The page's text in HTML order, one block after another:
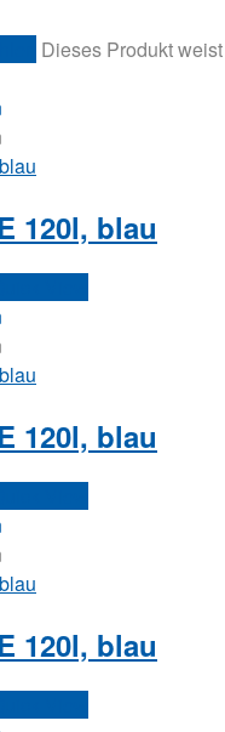
Dieses Produkt
120l, blau
120l, blau
120l, blau